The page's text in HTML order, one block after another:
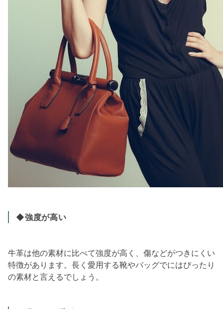
◆強度が高い
牛革は他の素材に比べて強度が高く、傷などがつきにくい
特徴があります。長く愛用する靴やバッグでにはぴったり
の素材と言えるでしょう。